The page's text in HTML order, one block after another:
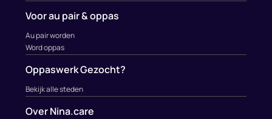
Voor au pair & oppas
Au pair worden
Word oppas
Oppaswerk Gezocht?
Bekijk alle steden
Over Nina.care